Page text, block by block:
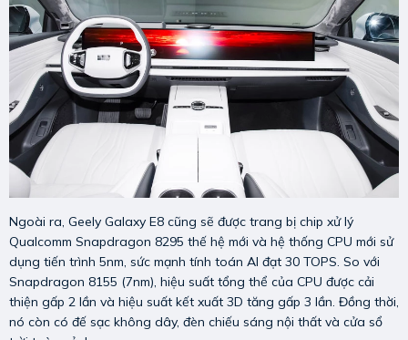
Ngoài ra, Geely Galaxy E8 cũng sẽ được trang bị chip xử lý
Qualcomm Snapdragon 8295 thế hệ mới và hệ thống CPU mới sử
dụng tiến trình 5nm, sức mạnh tính toán AI đạt 30 TOPS. So với
Snapdragon 8155 (7nm), hiệu suất tổng thể của CPU được cải
thiện gấp 2 lần và hiệu suất kết xuất 3D tăng gấp 3 lần. Đồng thời,
nó còn có đế sạc không dây, đèn chiếu sáng nội thất và cửa sổ